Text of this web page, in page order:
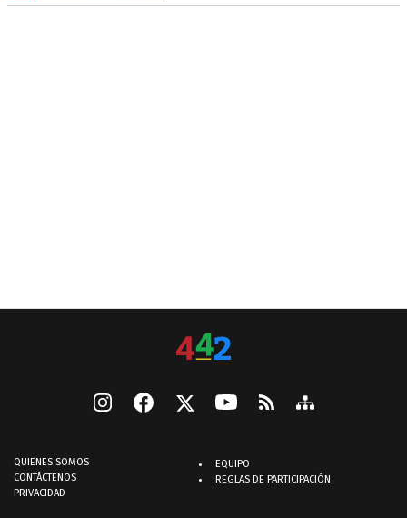
QUIENES SOMOS
CONTÁCTENOS
PRIVACIDAD
EQUIPO
REGLAS DE PARTICIPACIÓN